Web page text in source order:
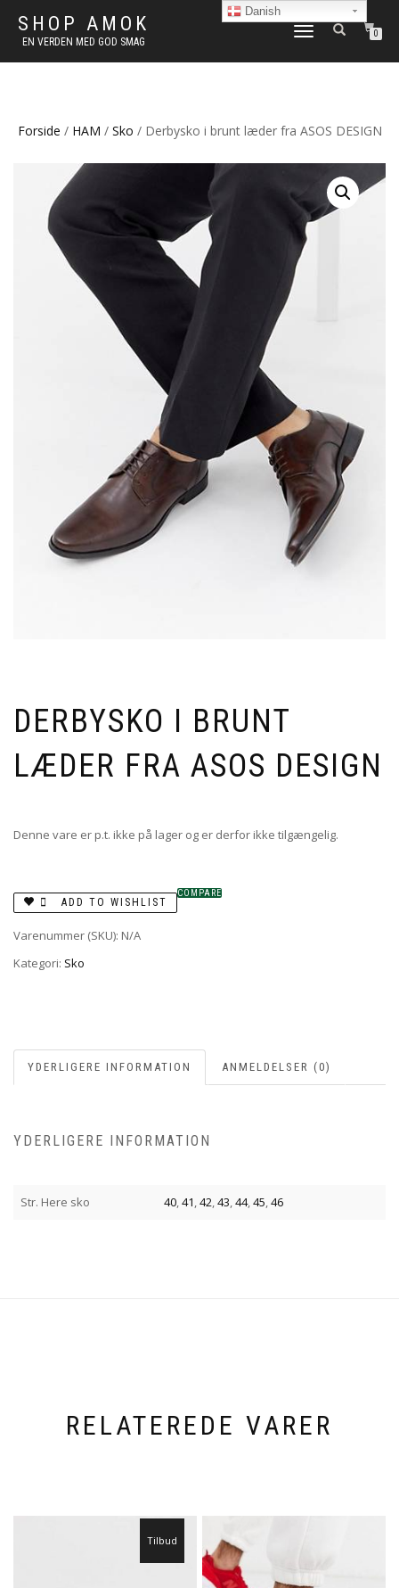
SHOP AMOK
EN VERDEN MED GOD SMAG
FLIP
0
Forside / HAM / Sko / Derbysko i brunt læder fra ASOS DESIGN
DERBYSKO I BRUNT
LÆDER FRA ASOS DESIGN
Denne vare er p.t. ikke på lager og er derfor ikke tilgængelig.
ADD TO WISHLIST
COMPARE
Varenummer (SKU): N/A
Kategori: Sko
YDERLIGERE INFORMATION ANMELDELSER (0)
YDERLIGERE INFORMATION
Str. Here sko 40,41,42,43,44,45,46
RELATEREDE VARER
Tilbud
Danish